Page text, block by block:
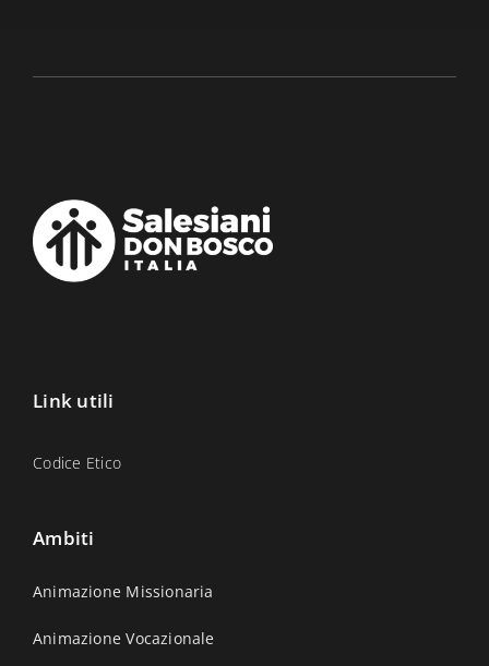
Link utili
Codice Etico
Ambiti
Animazione Missionaria
Animazione Vocazionale